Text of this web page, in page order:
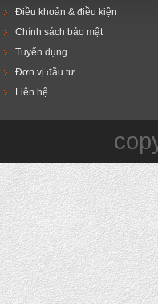
Điều khoản & điều kiện
Chính sách bảo mật
Tuyển dụng
Đơn vị đầu tư
Liên hệ